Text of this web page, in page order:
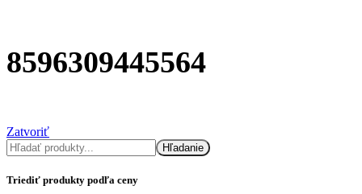
8596309445564
Zatvoriť
Hľadať
Hľadanie
Triediť produkty podľa ceny